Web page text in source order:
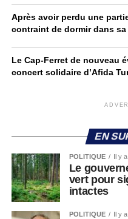
Après avoir perdu une
contraint de dormir dans sa
Le Cap-Ferret de nouveau
concert solidaire d’Afida
EN
POLITIQUE Il y
Le
vert pour
intactes
POLITIQUE Il y